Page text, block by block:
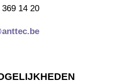
14 20